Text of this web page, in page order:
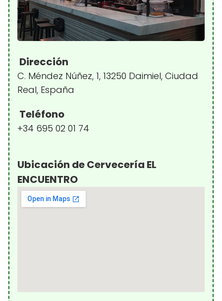
Dirección
C. Méndez Núñez, 1, 13250 Daimiel, Ciudad
Real, España
Teléfono
+34 695 02 01 74
Ubicación de Cervecería EL
ENCUENTRO